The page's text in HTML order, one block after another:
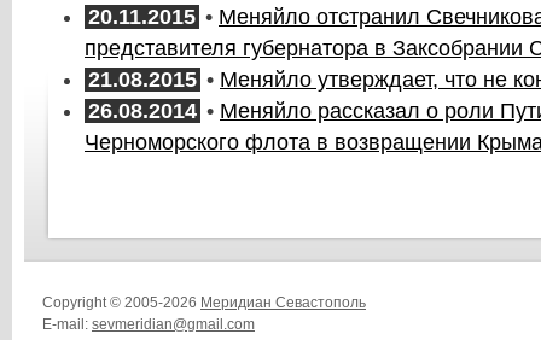
20.11.2015 • Меняйло отстранил
представителя губернатора в Заксобрании
21.08.2015 • Меняйло утверждает, что не
26.08.2014 • Меняйло рассказал о роли
Черноморского флота в возвращении
Copyright © 2005-2026 Меридиан Севастополь
E-mail: sevmeridian@gmail.com